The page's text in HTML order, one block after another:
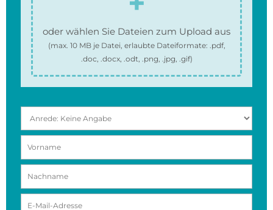
oder wählen Sie Dateien zum Upload aus
(max. 10 MBje Datei, erlaubte Dateiformate: .pdf,
.doc, .docx, .odt, .png, .jpg, .gif)